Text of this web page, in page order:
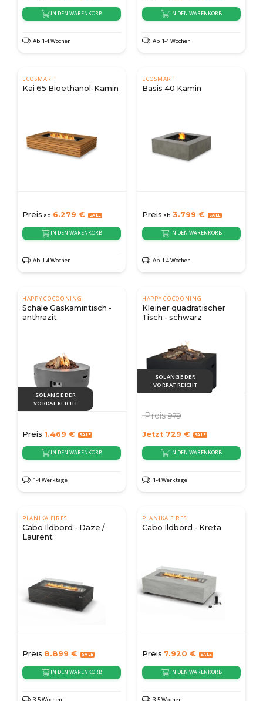
IN DEN WARENKORB
Ab 1-4 Wochen
IN DEN WARENKORB
Ab 1-4 Wochen
ECOSMART
Kai 65 Bioethanol-Kamin
Preis ab 6.279 €
IN DEN WARENKORB
Ab 1-4 Wochen
ECOSMART
Basis 40 Kamin
Preis ab 3.799 €
IN DEN WARENKORB
Ab 1-4 Wochen
HAPPY COCOONING
Schale Gaskamintisch -
anthrazit
SOLANGE DER
VORRAT REICHT
Preis 1.469 €
IN DEN WARENKORB
1-4 Werktage
HAPPY COCOONING
Kleiner quadratischer
Tisch - schwarz
SOLANGE DER
VORRAT REICHT
Preis979
Jetzt 729 €
IN DEN WARENKORB
1-4 Werktage
PLANIKA FIRES
Cabo Ildbord - Daze /
Laurent
Preis 8.899 €
IN DEN WARENKORB
3-5 Wochen
PLANIKA FIRES
Cabo Ildbord - Kreta
Preis 7.920 €
IN DEN WARENKORB
3-5 Wochen